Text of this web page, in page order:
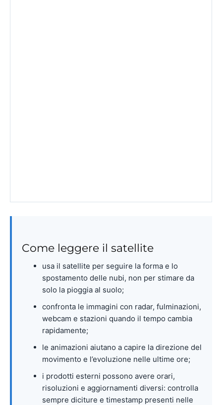
Come leggere il satellite
usa il satellite per seguire la forma e lo
spostamento delle nubi, non per stimare da
solo la pioggia al suolo;
confronta le immagini con radar, fulminazioni,
webcam e stazioni quando il tempo cambia
rapidamente;
le animazioni aiutano a capire la direzione del
movimento e l’evoluzione nelle ultime ore;
i prodotti esterni possono avere orari,
risoluzioni e aggiornamenti diversi: controlla
sempre diciture e timestamp presenti nelle